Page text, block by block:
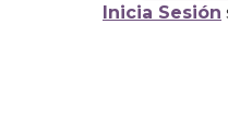
Inicia Sesión